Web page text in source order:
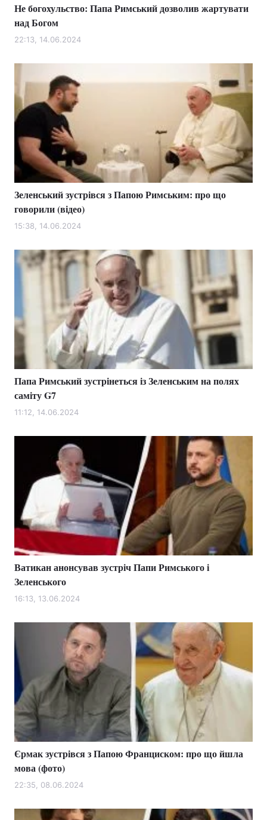
Не богохульство: Папа Римський дозволив жартувати
над Богом
22:13, 14.06.2024
Зеленський зустрівся з Папою Римським: про що
говорили (відео)
15:38, 14.06.2024
Папа Римський зустрінеться із Зеленським на полях
саміту G7
11:12, 14.06.2024
Ватикан анонсував зустріч Папи Римського і
Зеленського
16:13, 13.06.2024
Єрмак зустрівся з Папою Франциском: про що йшла
мова (фото)
22:35, 08.06.2024